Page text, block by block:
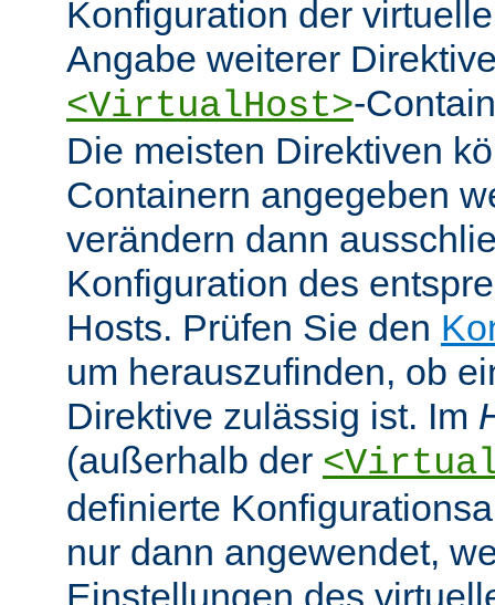
Konfiguration der
Angabe weiterer
<VirtualHost>-
Die meisten Direktiven
Containern angegeben
verändern dann
Konfiguration des
Hosts. Prüfen Sie den
um herauszufinden, ob
Direktive zulässig ist. Im
(außerhalb der
definierte
nur dann angewendet,
Einstellungen des